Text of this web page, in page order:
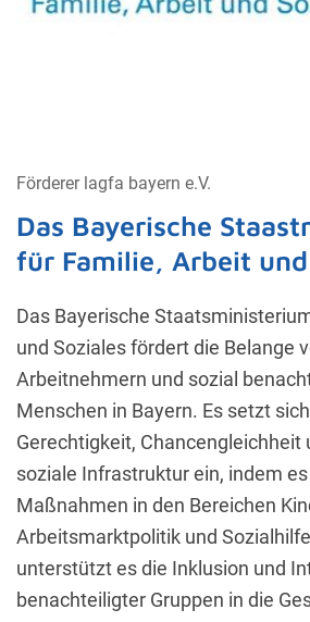
Förderer lagfa bayern e.V.
Das Bayerische
für Familie, Arbeit und
Das Bayerische
und Soziales fördert die Belange
Arbeitnehmern und sozial
Menschen in Bayern. Es setzt
Gerechtigkeit, Chancengleichheit
soziale Infrastruktur ein, indem
Maßnahmen in den Bereichen
Arbeitsmarktpolitik und
unterstützt es die Inklusion und
benachteiligter Gruppen in die